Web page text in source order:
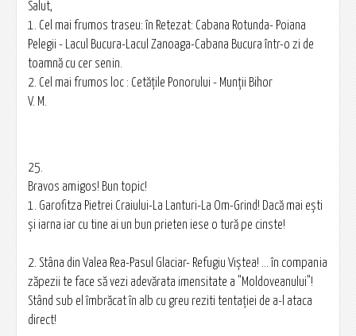
Salut,
1. Cel mai frumos traseu: în Retezat: Cabana Rotunda- Poiana
Pelegii - Lacul Bucura-Lacul Zanoaga-Cabana Bucura într-o zi de
toamnă cu cer senin.
2. Cel mai frumos loc : Cetăţile Ponorului - Munţii Bihor
V. M.
25.
Bravos amigos! Bun topic!
1. Garofitza Pietrei Craiului-La Lanturi-La Om-Grind! Dacă mai eşti
şi iarna iar cu tine ai un bun prieten iese o tură pe cinste!
2. Stâna din Valea Rea-Pasul Glaciar- Refugiu Viştea! ... în compania
zăpezii te face să vezi adevărata imensitate a "Moldoveanului"!
Stând sub el îmbrăcat în alb cu greu reziti tentației de a-l ataca
direct!